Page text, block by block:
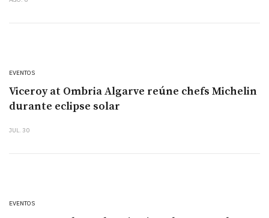
EVENTOS
Viceroy at Ombria Algarve reúne chefs Michelin
durante eclipse solar
JUL. 30
EVENTOS